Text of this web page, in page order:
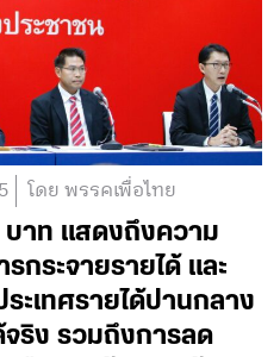
โดย พรรคเพื่อไทย
บาท แสดงถึงความ
กระจายรายได้ และ
เทศรายได้ปานกลาง
จริง รวมถึงการลด